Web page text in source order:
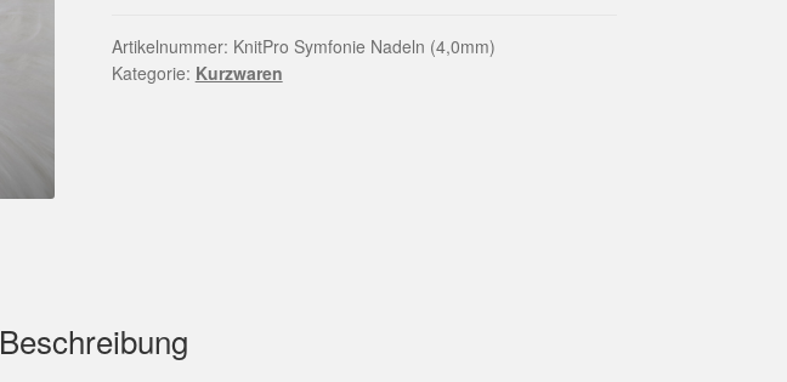
Menge
Artikelnummer: KnitPro Symfonie Nadeln (4,0mm)
Kategorie: Kurzwaren
Beschreibung